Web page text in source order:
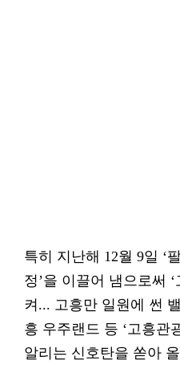
특히 지난해 12월 9일 ‘
정’을 이끌어 냄으로써
켜... 고흥만 일원에 썬
흥 우주랜드 등 ‘고흥관
알리는 신호탄을 쏟아